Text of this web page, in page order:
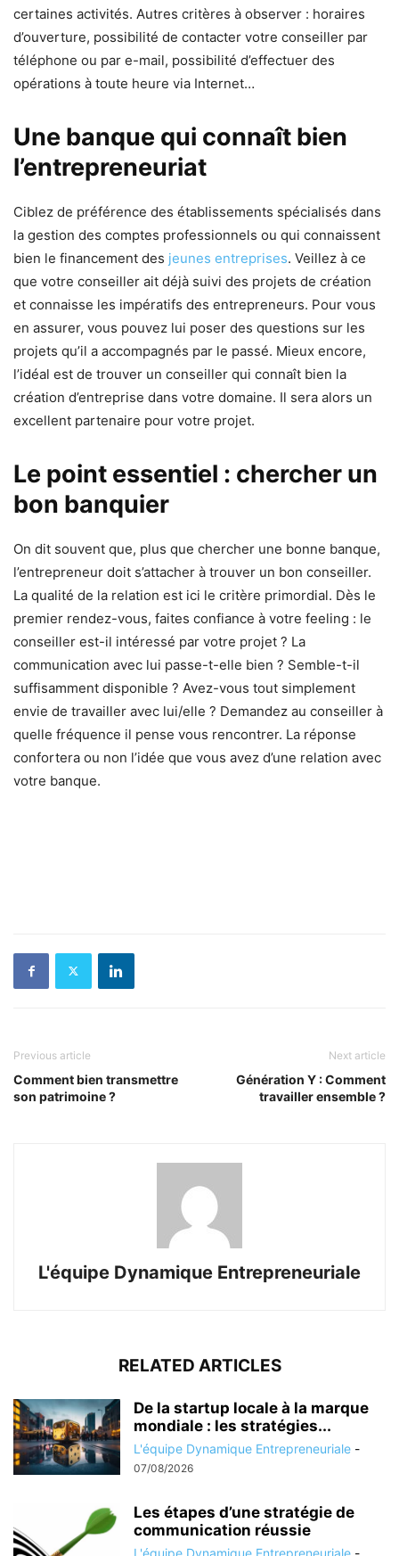
certaines activités. Autres critères à observer : horaires
d’ouverture, possibilité de contacter votre conseiller par
téléphone ou par e-mail, possibilité d’effectuer des
opérations à toute heure via Internet…
Une banque qui connaît bien
l’entrepreneuriat
Ciblez de préférence des établissements spécialisés dans
la gestion des comptes professionnels ou qui connaissent
bien le financement des jeunes entreprises. Veillez à ce
que votre conseiller ait déjà suivi des projets de création
et connaisse les impératifs des entrepreneurs. Pour vous
en assurer, vous pouvez lui poser des questions sur les
projets qu’il a accompagnés par le passé. Mieux encore,
l’idéal est de trouver un conseiller qui connaît bien la
création d’entreprise dans votre domaine. Il sera alors un
excellent partenaire pour votre projet.
Le point essentiel : chercher un
bon banquier
On dit souvent que, plus que chercher une bonne banque,
l’entrepreneur doit s’attacher à trouver un bon conseiller.
La qualité de la relation est ici le critère primordial. Dès le
premier rendez-vous, faites confiance à votre feeling : le
conseiller est-il intéressé par votre projet ? La
communication avec lui passe-t-elle bien ? Semble-t-il
suffisamment disponible ? Avez-vous tout simplement
envie de travailler avec lui/elle ? Demandez au conseiller à
quelle fréquence il pense vous rencontrer. La réponse
confortera ou non l’idée que vous avez d’une relation avec
votre banque.
Previous article
Comment bien transmettre
son patrimoine ?
Next article
Génération Y : Comment
travailler ensemble ?
L'équipe Dynamique Entrepreneuriale
RELATED ARTICLES
De la startup locale à la marque
mondiale : les stratégies...
L'équipe Dynamique Entrepreneuriale -
07/08/2026
Les étapes d’une stratégie de
communication réussie
L'équipe Dynamique Entrepreneuriale -